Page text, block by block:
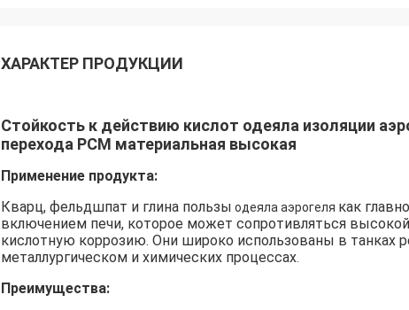
ХАРАКТЕР ПРОДУКЦИИ
Стойкость к действию кислот одеяла изоляции
перехода PCM материальная высокая
Применение продукта:
Кварц, фельдшпат и глина пользы одеяла аэрогеля как
включением печи, которое может сопротивляться
кислотную коррозию. Они широко использованы в танках
металлургическом и химических процессах
Преимущества: